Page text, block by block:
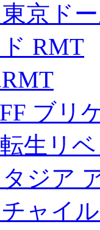
京ド
RMT
ブリ
生リ
ジア
ャイ